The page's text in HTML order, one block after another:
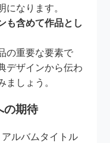
になります。
も含めて作品とし
の重要な要素で
デザインから伝わ
ましょう。
の期待
ルバムタイトル